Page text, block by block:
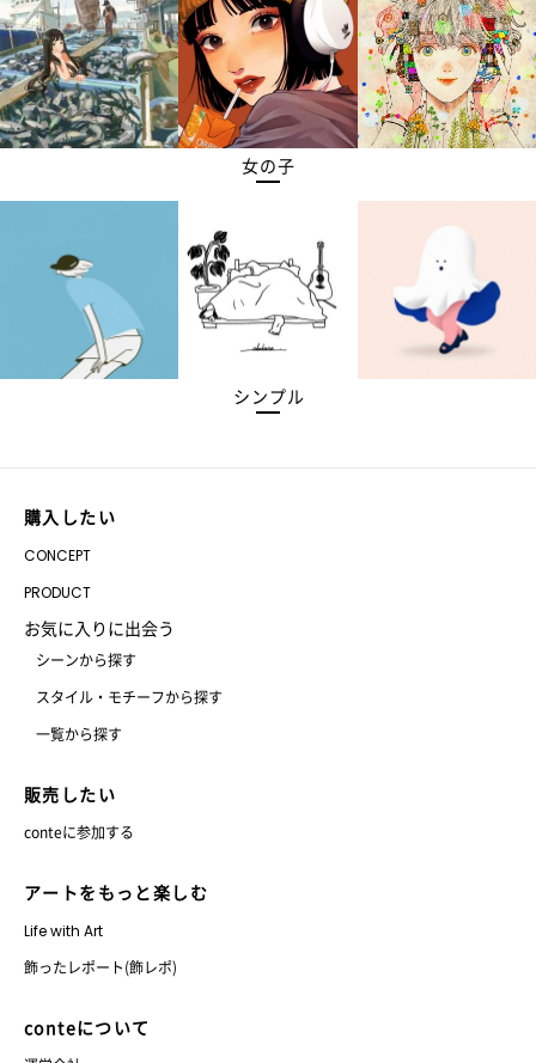
女の子
シンプル
購入したい
CONCEPT
PRODUCT
お気に入りに出会う
シーンから探す
スタイル・モチーフから探す
一覧から探す
販売したい
conteに参加する
アートをもっと楽しむ
Life with Art
飾ったレポート(飾レポ)
conteについて